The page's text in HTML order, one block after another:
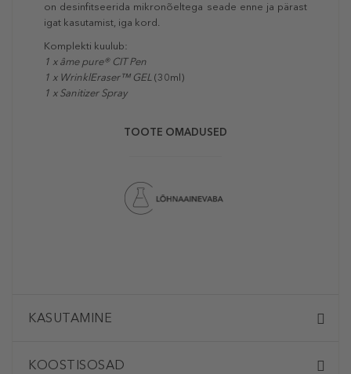
on desinfitseerida mikronõeltega seade enne ja pärast
igat kasutamist, iga kord.
Komplekti kuulub:
1 x âme pure® CIT Pen
1 x WrinklEraser™ GEL (30ml)
1 x Sanitizer Spray
TOOTE OMADUSED
KASUTAMINE
KOOSTISOSAD